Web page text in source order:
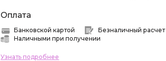
Оплата
Банковской картой
Безналичный расчет
Наличными при получении
Узнать подробнее